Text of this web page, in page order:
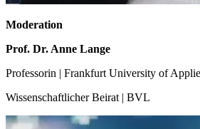
Moderation
Prof. Dr. Anne Lange
Professorin | Frankfurt University of
Wissenschaftlicher Beirat | BVL